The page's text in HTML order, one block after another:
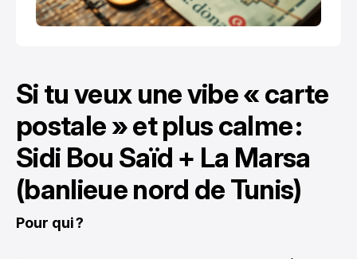
Si tu veux une vibe « carte
postale » et plus calme :
Sidi Bou Saïd + La Marsa
(banlieue nord de Tunis)
Pour qui ?